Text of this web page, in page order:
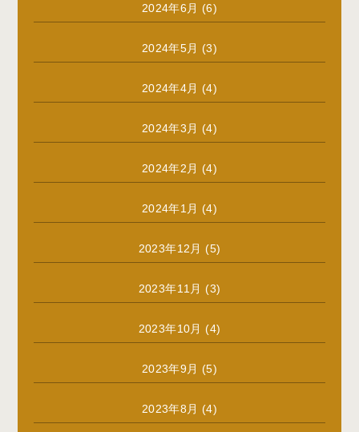
2024年6月 (6)
2024年5月 (3)
2024年4月 (4)
2024年3月 (4)
2024年2月 (4)
2024年1月 (4)
2023年12月 (5)
2023年11月 (3)
2023年10月 (4)
2023年9月 (5)
2023年8月 (4)